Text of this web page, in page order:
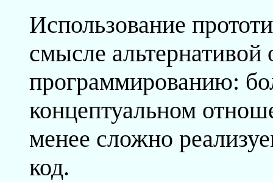
Использование
смысле
программированию:
концептуальном
менее сложно
код.